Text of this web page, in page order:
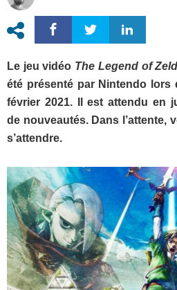
Le jeu vidéo The Legend of
été présenté par Nintendo lors
février 2021. Il est attendu en
de nouveautés. Dans l’attente,
s’attendre.